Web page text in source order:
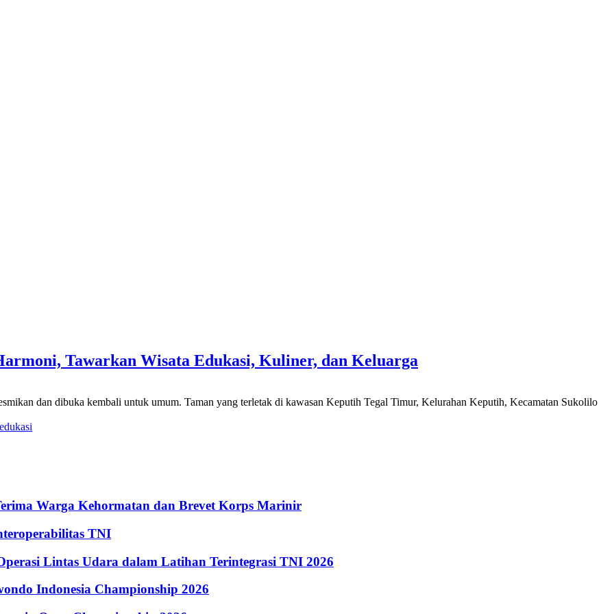
Tawarkan Wisata Edukasi, Kuliner, dan Keluarga
dan dibuka kembali untuk umum. Taman yang terletak di kawasan Keputih Tegal Timur, Kelurahan Keputih, Kecamatan Sukolilo
Warga Kehormatan dan Brevet Korps Marinir
TNI
Lintas Udara dalam Latihan Terintegrasi TNI 2026
Indonesia Championship 2026